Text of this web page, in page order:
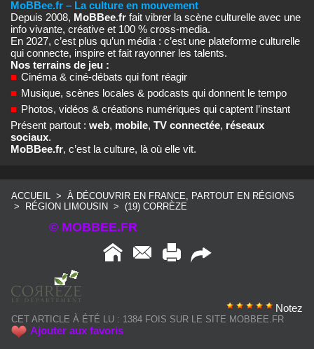
MoBBee.fr – La culture en mouvement
Depuis 2008, MoBBee.fr fait vibrer la scène culturelle avec une
info vivante, créative et 100 % cross‑media.
En 2027, c’est plus qu’un média : c’est une plateforme culturelle
qui connecte, inspire et fait rayonner les talents.
Nos terrains de jeu :
■ Cinéma & ciné‑débats qui font réagir
■ Musique, scènes locales & podcasts qui donnent le tempo
■ Photos, vidéos & créations numériques qui captent l’instant
Présent partout : web, mobile, TV connectée, réseaux
sociaux.
MoBBee.fr, c’est la culture, là où elle vit.
ACCUEIL > À DÉCOUVRIR EN FRANCE, PARTOUT EN RÉGIONS
>
RÉGION LIMOUSIN > (19) CORRÈZE
© MOBBEE.FR
Notez
CET ARTICLE À ÉTÉ LU : 1384 FOIS SUR LE SITE MOBBEE.FR
Ajouter aux favoris